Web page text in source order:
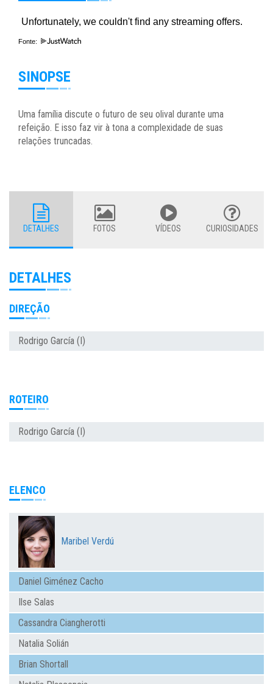
Fonte:
SINOPSE
Uma família discute o futuro de seu olival durante uma
refeição. E isso faz vir à tona a complexidade de suas
relações truncadas.
DETALHES FOTOS VÍDEOS CURIOSIDADES
DETALHES
DIREÇÃO
Rodrigo García (I)
ROTEIRO
Rodrigo García (I)
ELENCO
Maribel Verdú
Daniel Giménez Cacho
Ilse Salas
Cassandra Ciangherotti
Natalia Solián
Brian Shortall